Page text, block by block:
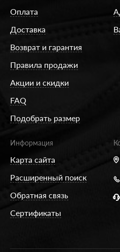
Оплата
Доставка
Возврат и гарантия
Правила продажи
Акции и скидки
FAQ
Подобрать размер
Информация
Карта сайта
Расширенный поиск
Обратная связь
Сертификаты